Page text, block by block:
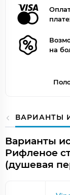
на
ВАРИАНТЫ
Варианты
Рифленое
(душевая